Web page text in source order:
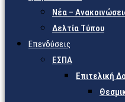
Νέα –
Δελτία Τύπου
Επενδύσεις
ΕΣΠΑ
Επιτελική